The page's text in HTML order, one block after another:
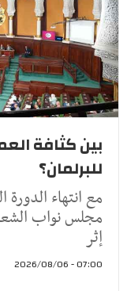
بين كثافة
للبرلمان؟
مع انتهاء الدورة
مجلس نواب
إثر
07:00 - 2026/08/06